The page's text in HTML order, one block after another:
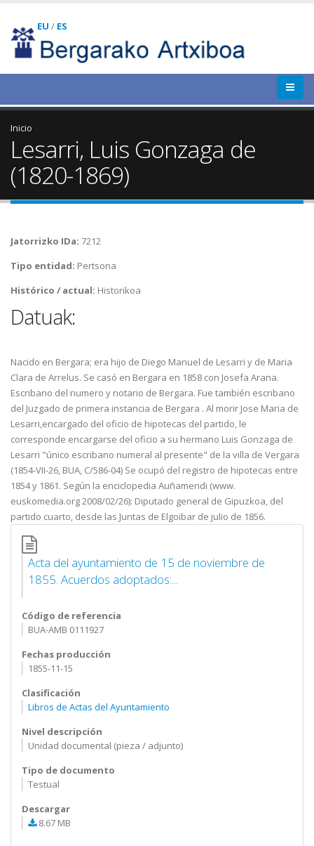
EU / ES
Inicio
Lesarri, Luis Gonzaga de
(1820-1869)
Jatorrizko IDa: 7212
Tipo entidad: Pertsona
Histórico / actual: Historikoa
Datuak:
Nacido en Bergara; era hijo de Diego Manuel de Lesarri y de Maria
Clara de Arrelus. Se casó en Bergara en 1858 con Josefa Arana.
Escribano del numero y notario de Bergara. Fue también escribano
del Juzgado de primera instancia de Bergara . Al morir Jose Maria de
Lesarri,encargado del oficio de hipotecas del partido, le
corresponde encargarse del oficio a su hermano Luis Gonzaga de
Lesarri "único escribano numeral al presente" de la villa de Vergara
(1854-VII-26, BUA, C/586-04) Se ocupó del registro de hipotecas entre
1854 y 1861. Según la enciclopedia Auñamendi (www.
euskomedia.org 2008/02/26): Diputado general de Gipuzkoa, del
partido cuarto, desde las Juntas de Elgoibar de julio de 1856.
Acta del ayuntamiento de 15 de noviembre de
1855. Acuerdos adoptados:...
Código de referencia
BUA-AMB 0111927
Fechas producción
1855-11-15
Clasificación
Libros de Actas del Ayuntamiento
Nivel descripción
Unidad documental (pieza / adjunto)
Tipo de documento
Testual
Descargar
8.67 MB